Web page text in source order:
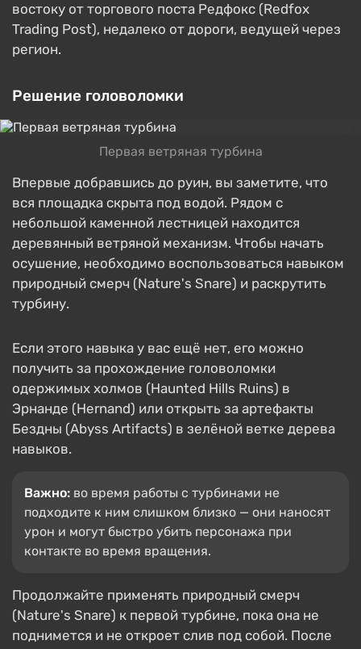
востоку от торгового поста Редфокс (Redfox
Trading Post), недалеко от дороги, ведущей через
регион.
Решение головоломки
Первая ветряная турбина
Впервые добравшись до руин, вы заметите, что
вся площадка скрыта под водой. Рядом с
небольшой каменной лестницей находится
деревянный ветряной механизм. Чтобы начать
осушение, необходимо воспользоваться навыком
природный смерч (Nature's Snare) и раскрутить
турбину.
Если этого навыка у вас ещё нет, его можно
получить за прохождение головоломки
одержимых холмов (Haunted Hills Ruins) в
Эрнанде (Hernand) или открыть за артефакты
Бездны (Abyss Artifacts) в зелёной ветке дерева
навыков.
Важно: во время работы с турбинами не
подходите к ним слишком близко — они наносят
урон и могут быстро убить персонажа при
контакте во время вращения.
Продолжайте применять природный смерч
(Nature's Snare) к первой турбине, пока она не
поднимется и не откроет слив под собой. После